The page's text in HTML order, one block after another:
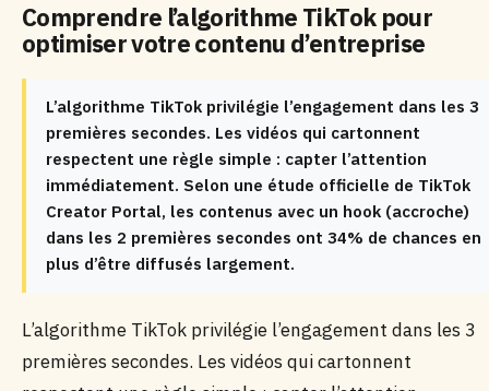
Comprendre l’algorithme TikTok pour
optimiser votre contenu d’entreprise
L’algorithme TikTok privilégie l’engagement dans les 3
premières secondes. Les vidéos qui cartonnent
respectent une règle simple : capter l’attention
immédiatement. Selon une étude officielle de TikTok
Creator Portal, les contenus avec un hook (accroche)
dans les 2 premières secondes ont 34% de chances en
plus d’être diffusés largement.
L’algorithme TikTok privilégie l’engagement dans les 3
premières secondes. Les vidéos qui cartonnent